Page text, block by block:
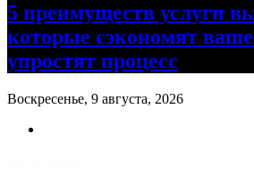
5 преимуществ услуги
которые сэкономят
упростят процесс
Воскресенье, 9 августа, 2026